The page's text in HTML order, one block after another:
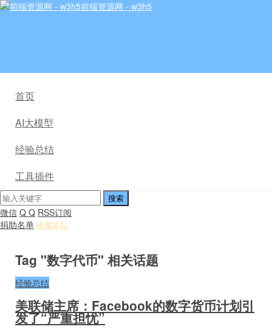
前端资源网 - w3h5
首页
AI大模型
经验总结
工具插件
微信 Q Q RSS订阅
捐助名单 收藏本站
Tag "数字代币" 相关话题
经验总结
美联储主席：Facebook的数字货币计划引
发了“严重担忧”